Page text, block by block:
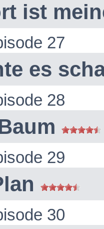
ist
27
es
28
29
30